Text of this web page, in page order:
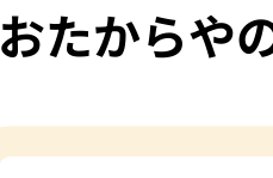
おたからや